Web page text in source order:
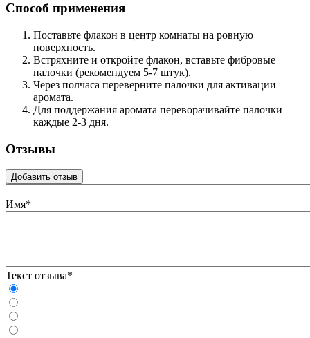
Способ применения
Поставьте флакон в центр комнаты на ровную
поверхность.
Встряхните и откройте флакон, вставьте фибровые
палочки (рекомендуем 5-7 штук).
Через полчаса переверните палочки для активации
аромата.
Для поддержания аромата переворачивайте палочки
каждые 2-3 дня.
Отзывы
Добавить отзыв
Имя*
Текст отзыва*